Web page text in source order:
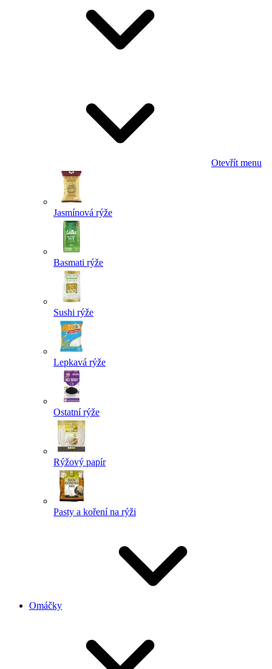
Otevřít menu
Jasmínová rýže
Basmati rýže
Sushi rýže
Lepkavá rýže
Ostatní rýže
Rýžový papír
Pasty a koření na rýži
Omáčky